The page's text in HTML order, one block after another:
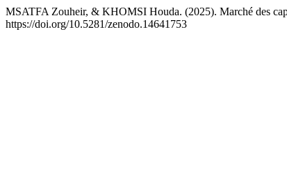
MSATFA Zouheir, & KHOMSI Houda. (2025). Marché des
https://doi.org/10.5281/zenodo.14641753